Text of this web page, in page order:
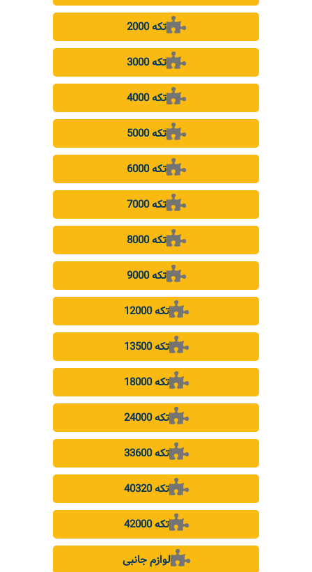
2000 تکه
3000 تکه
4000 تکه
5000 تکه
6000 تکه
7000 تکه
8000 تکه
9000 تکه
12000 تکه
13500 تکه
18000 تکه
24000 تکه
33600 تکه
40320 تکه
42000 تکه
لوازم جانبی